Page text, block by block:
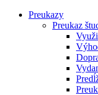
Preukazy
Preukaz